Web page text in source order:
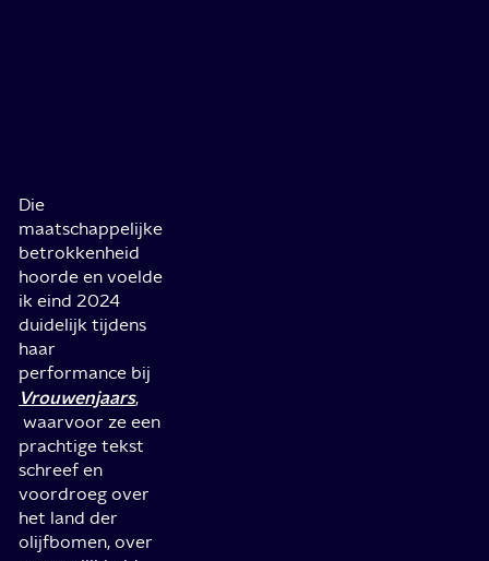
Die
maatschappelijke
betrokkenheid
hoorde en voelde
ik eind 2024
duidelijk tijdens
haar
performance bij
Vrouwenjaars,
waarvoor ze een
prachtige tekst
schreef en
voordroeg over
het land der
olijfbomen, over